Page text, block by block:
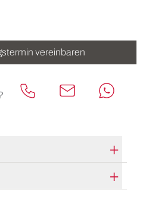
vereinbaren
HERSTELLERBESCHREIBUNG